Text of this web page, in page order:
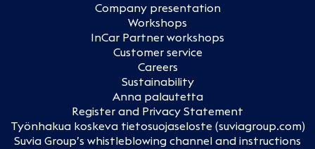
Company presentation
Workshops
InCar Partner workshops
Customer service
Careers
Sustainability
Anna palautetta
Register and Privacy Statement
Työnhakua koskeva tietosuojaseloste (suviagroup.com)
Suvia Group’s whistleblowing channel and instructions